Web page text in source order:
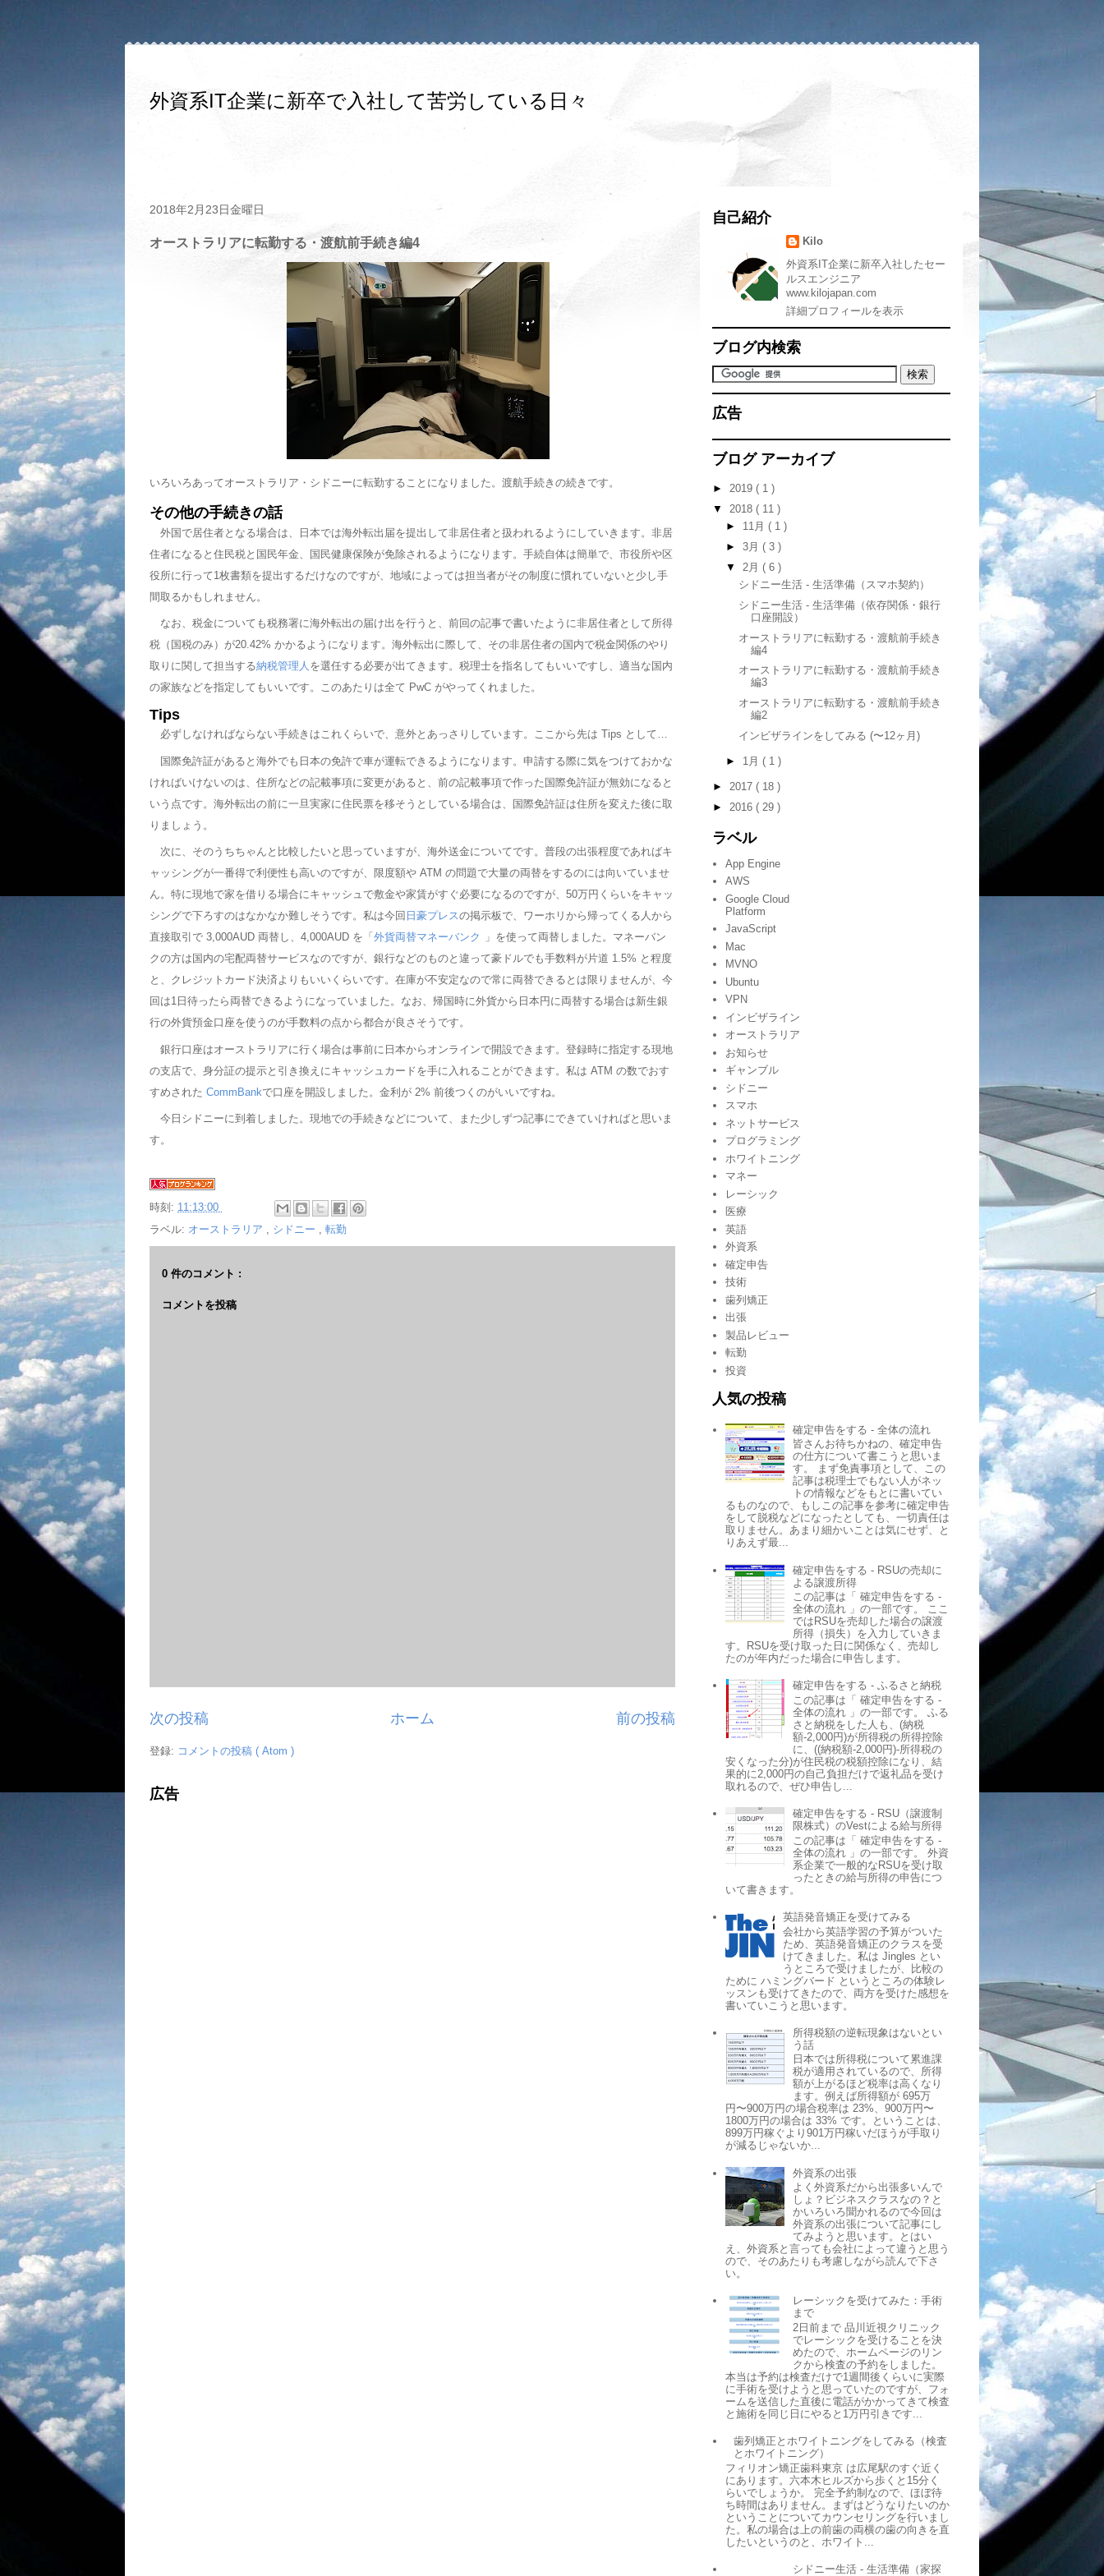
外資系IT企業に新卒で入社して苦労している日々
2018年2月23日金曜日
オーストラリアに転勤する・渡航前手続き編4
いろいろあってオーストラリア・シドニーに転勤することになりました。渡航手続きの続きです。
その他の手続きの話
外国で居住者となる場合は、日本では海外転出届を提出して非居住者と扱われるようにしていきます。非居
住者になると住民税と国民年金、国民健康保険が免除されるようになります。手続自体は簡単で、市役所や区
役所に行って1枚書類を提出するだけなのですが、地域によっては担当者がその制度に慣れていないと少し手
間取るかもしれません。
なお、税金についても税務署に海外転出の届け出を行うと、前回の記事で書いたように非居住者として所得
税（国税のみ）が20.42% かかるようになります。海外転出に際して、その非居住者の国内で税金関係のやり
取りに関して担当する納税管理人 を選任する必要が出てきます。税理士を指名してもいいですし、適当な国内
の家族などを指定してもいいです。このあたりは全て PwC がやってくれました。
Tips
必ずしなければならない手続きはこれくらいで、意外とあっさりしています。ここから先は Tips として…
国際免許証があると海外でも日本の免許で車が運転できるようになります。申請する際に気をつけておかな
ければいけないのは、住所などの記載事項に変更があると、前の記載事項で作った国際免許証が無効になると
いう点です。海外転出の前に一旦実家に住民票を移そうとしている場合は、国際免許証は住所を変えた後に取
りましょう。
次に、そのうちちゃんと比較したいと思っていますが、海外送金についてです。普段の出張程度であればキ
ャッシングが一番得で利便性も高いのですが、限度額や ATM の問題で大量の両替をするのには向いていませ
ん。特に現地で家を借りる場合にキャッシュで敷金や家賃がすぐ必要になるのですが、50万円くらいをキャッ
シングで下ろすのはなかなか難しそうです。私は今回 日豪プレスの掲示板で、ワーホリから帰ってくる人から
直接取引で 3,000AUD 両替し、4,000AUD を「 外貨両替マネーバンク
」を使って両替しました。マネーバン
クの方は国内の宅配両替サービスなのですが、銀行などのものと違って豪ドルでも手数料が片道 1.5% と程度
と、クレジットカード決済よりもいいくらいです。在庫が不安定なので常に両替できるとは限りませんが、今
回は1日待ったら両替できるようになっていました。なお、帰国時に外貨から日本円に両替する場合は新生銀
行の外貨預金口座を使うのが手数料の点から都合が良さそうです。
銀行口座はオーストラリアに行く場合は事前に日本からオンラインで開設できます。登録時に指定する現地
の支店で、身分証の提示と引き換えにキャッシュカードを手に入れることができます。私は ATM の数でおす
すめされた CommBankで口座を開設しました。金利が 2% 前後つくのがいいですね。
今日シドニーに到着しました。現地での手続きなどについて、また少しずつ記事にできていければと思いま
す。
時刻: 11:13:00
ラベル: オーストラリア , シドニー , 転勤
0 件のコメント :
コメントを投稿
次の投稿 前の投稿
ホーム
登録: コメントの投稿 ( Atom )
広告
自己紹介
Kilo
外資系IT企業に新卒入社したセー
ルスエンジニア
www.kilojapan.com
詳細プロフィールを表示
ブログ内検索
広告
ブログ アーカイブ
► 2019 ( 1 )
▼ 2018 ( 11 )
► 11月 ( 1 )
► 3月 ( 3 )
▼ 2月 ( 6 )
シドニー生活 - 生活準備（スマホ契約）
シドニー生活 - 生活準備（依存関係・銀行
口座開設）
オーストラリアに転勤する・渡航前手続き
編4
オーストラリアに転勤する・渡航前手続き
編3
オーストラリアに転勤する・渡航前手続き
編2
インビザラインをしてみる (〜12ヶ月)
► 1月 ( 1 )
► 2017 ( 18 )
► 2016 ( 29 )
ラベル
App Engine
AWS
Google Cloud
Platform
JavaScript
Mac
MVNO
Ubuntu
VPN
インビザライン
オーストラリア
お知らせ
ギャンブル
シドニー
スマホ
ネットサービス
プログラミング
ホワイトニング
マネー
レーシック
医療
英語
外資系
確定申告
技術
歯列矯正
出張
製品レビュー
転勤
投資
人気の投稿
確定申告をする - 全体の流れ
皆さんお待ちかねの、確定申告
の仕方について書こうと思いま
す。 まず免責事項として、この
記事は税理士でもない人がネッ
トの情報などをもとに書いてい
るものなので、もしこの記事を参考に確定申告
をして脱税などになったとしても、一切責任は
取りません。あまり細かいことは気にせず、と
りあえず最...
確定申告をする - RSUの売却に
よる譲渡所得
この記事は「 確定申告をする -
全体の流れ 」の一部です。 ここ
ではRSUを売却した場合の譲渡
所得（損失）を入力していきま
す。RSUを受け取った日に関係なく、売却し
たのが年内だった場合に申告します。
確定申告をする - ふるさと納税
この記事は「 確定申告をする -
全体の流れ 」の一部です。 ふる
さと納税をした人も、(納税
額-2,000円)が所得税の所得控除
に、((納税額-2,000円)-所得税の
安くなった分)が住民税の税額控除になり、結
果的に2,000円の自己負担だけで返礼品を受け
取れるので、ぜひ申告し...
確定申告をする - RSU（譲渡制
限株式）のVestによる給与所得
この記事は「 確定申告をする -
全体の流れ 」の一部です。 外資
系企業で一般的なRSUを受け取
ったときの給与所得の申告につ
いて書きます。
英語発音矯正を受けてみる
会社から英語学習の予算がついた
ため、英語発音矯正のクラスを受
けてきました。私は Jingles とい
うところで受けましたが、比較の
ために ハミングバード というところの体験レ
ッスンも受けてきたので、両方を受けた感想を
書いていこうと思います。
所得税額の逆転現象はないとい
う話
日本では所得税について累進課
税が適用されているので、所得
額が上がるほど税率は高くなり
ます。例えば所得額が 695万
円〜900万円の場合税率は 23%、900万円〜
1800万円の場合は 33% です。ということは、
899万円稼ぐより901万円稼いだほうが手取り
が減るじゃないか...
外資系の出張
よく外資系だから出張多いんで
しょ？ビジネスクラスなの？と
かいろいろ聞かれるので今回は
外資系の出張について記事にし
てみようと思います。とはい
え、外資系と言っても会社によって違うと思う
ので、そのあたりも考慮しながら読んで下さ
い。
レーシックを受けてみた：手術
まで
2日前まで 品川近視クリニック
でレーシックを受けることを決
めたので、ホームページのリン
クから検査の予約をしました。
本当は予約は検査だけで1週間後くらいに実際
に手術を受けようと思っていたのですが、フォ
ームを送信した直後に電話がかかってきて検査
と施術を同じ日にやると1万円引きです...
歯列矯正とホワイトニングをしてみる（検査
とホワイトニング）
フィリオン矯正歯科東京 は広尾駅のすぐ近く
にあります。六本木ヒルズから歩くと15分く
らいでしょうか。 完全予約制なので、ほぼ待
ち時間はありません。まずはどうなりたいのか
ということについてカウンセリングを行いまし
た。私の場合は上の前歯の両横の歯の向きを直
したいというのと、ホワイト...
シドニー生活 - 生活準備（家探